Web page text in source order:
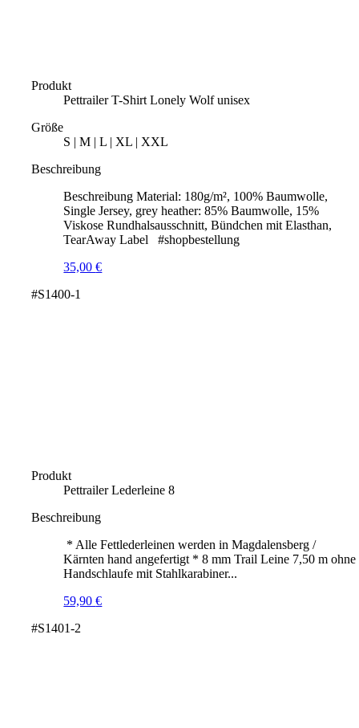
Produkt
Pettrailer T-Shirt Lonely Wolf unisex
Größe
S | M | L | XL | XXL
Beschreibung
Beschreibung Material: 180g/m², 100% Baumwolle,
Single Jersey, grey heather: 85% Baumwolle, 15%
Viskose Rundhalsausschnitt, Bündchen mit Elasthan,
TearAway Label #shopbestellung
35,00€
#S1400-1
Produkt
Pettrailer Lederleine 8
Beschreibung
* Alle Fettlederleinen werden in Magdalensberg /
Kärnten hand angefertigt * 8 mm Trail Leine 7,50 m ohne
Handschlaufe mit Stahlkarabiner...
59,90€
#S1401-2